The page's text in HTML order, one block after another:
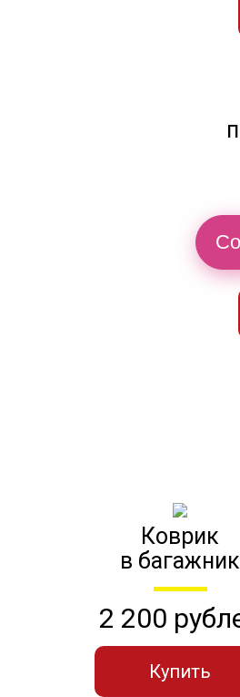
Коврик
в багажник
2 200
Купить